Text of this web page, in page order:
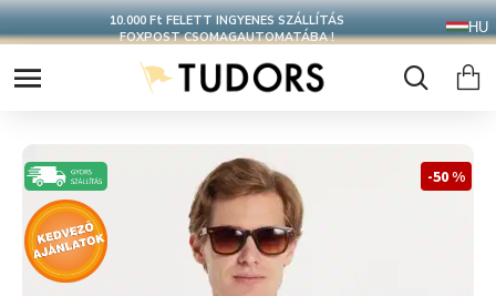
10.000 Ft FELETT INGYENES SZÁLLÍTÁS
FOXPOST CSOMAGAUTOMATÁBA !
HU
-50 %